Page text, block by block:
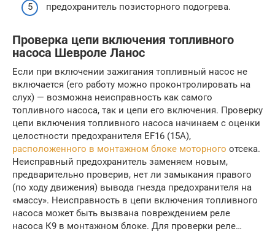
предохранитель позисторного подогрева.
Проверка цепи включения топливного
насоса Шевроле Ланос
Если при включении зажигания топливный насос не
включается (его работу можно проконтролировать на
слух) — возможна неисправность как самого
топливного насоса, так и цепи его включения. Проверку
цепи включения топливного насоса начинаем с оценки
целостности предохранителя EF16 (15А),
расположенного в монтажном блоке моторного отсека.
Неисправный предохранитель заменяем новым,
предварительно проверив, нет ли замыкания правого
(по ходу движения) вывода гнезда предохранителя на
«массу». Неисправность в цепи включения топливного
насоса может быть вызвана повреждением реле
насоса К9 в монтажном блоке. Для проверки реле…